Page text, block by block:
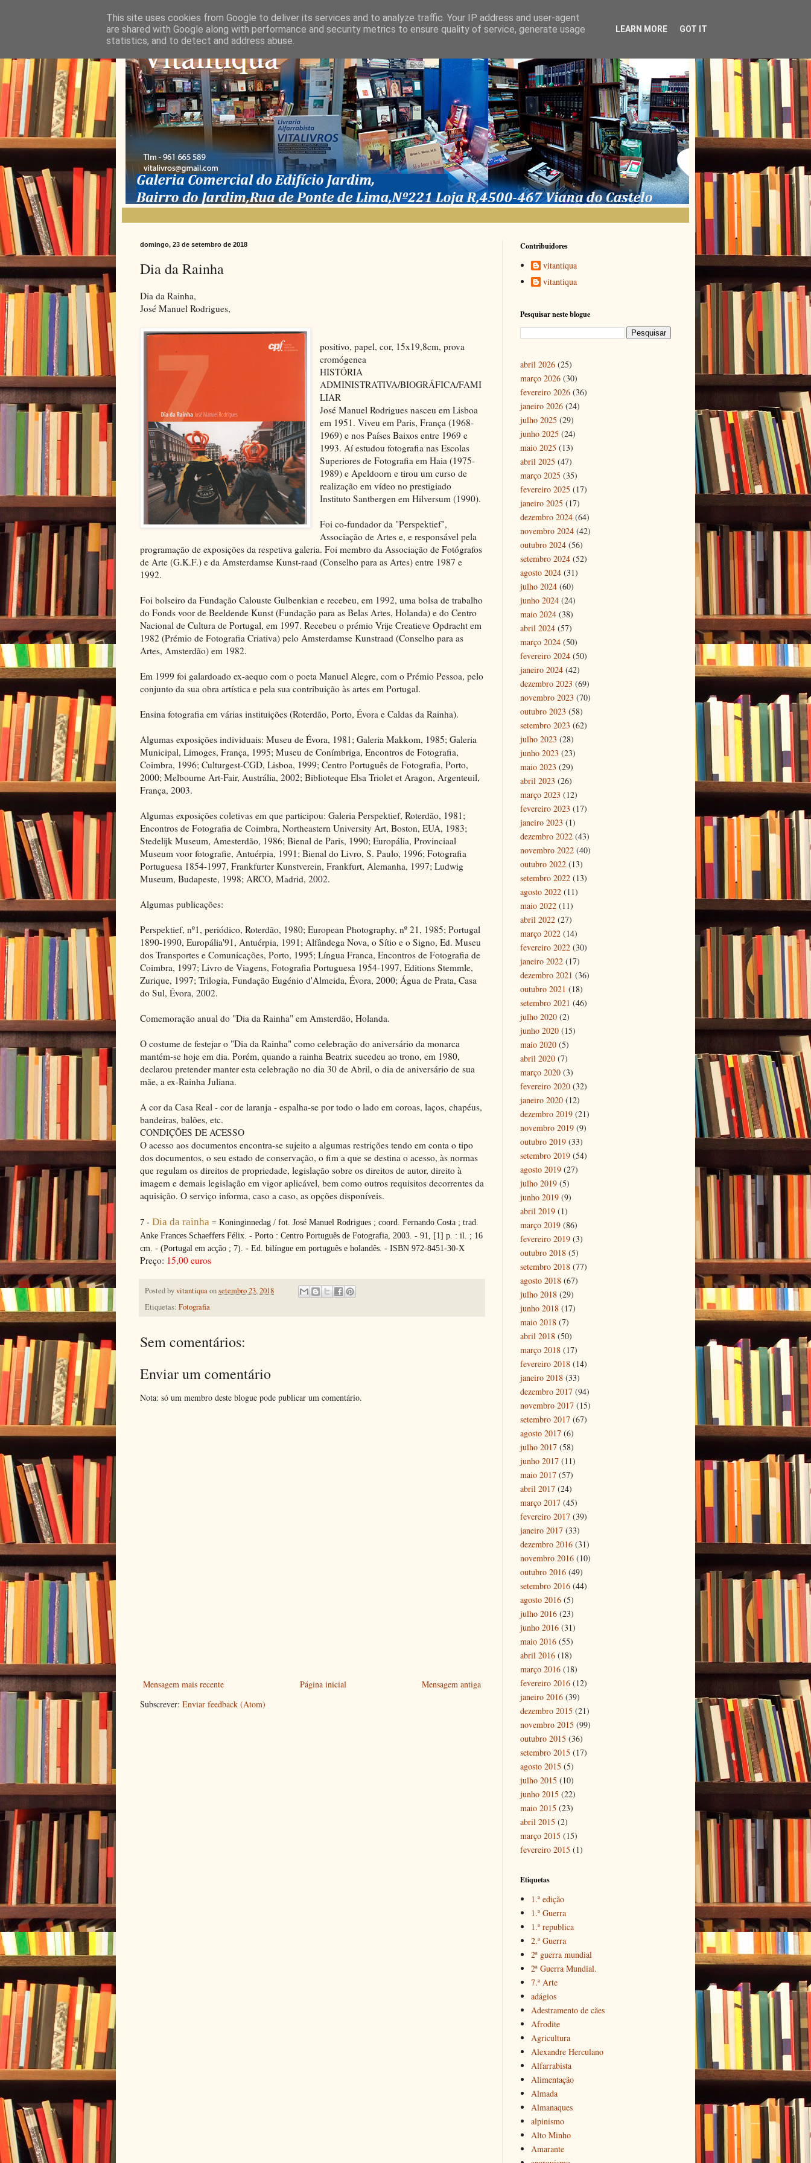
domingo, 23 de setembro de 2018
Dia da Rainha
Dia da Rainha,
José Manuel Rodrigues,
positivo, papel, cor, 15x19,8cm, prova
cromógenea
HISTÓRIA
ADMINISTRATIVA/BIOGRÁFICA/FAMI
LIAR
José Manuel Rodrigues nasceu em Lisboa
em 1951. Viveu em Paris, França (1968-
1969) e nos Países Baixos entre 1969 e
1993. Aí estudou fotografia nas Escolas
Superiores de Fotografia em Haia (1975-
1989) e Apeldoorn e tirou um curso de
realização em vídeo no prestigiado
Instituto Santbergen em Hilversum (1990).
Foi co-fundador da "Perspektief",
Associação de Artes e, e responsável pela
programação de exposições da respetiva galeria. Foi membro da Associação de Fotógrafos
de Arte (G.K.F.) e da Amsterdamse Kunst-raad (Conselho para as Artes) entre 1987 e
1992.
Foi bolseiro da Fundação Calouste Gulbenkian e recebeu, em 1992, uma bolsa de trabalho
do Fonds voor de Beeldende Kunst (Fundação para as Belas Artes, Holanda) e do Centro
Nacional de Cultura de Portugal, em 1997. Recebeu o prémio Vrije Creatieve Opdracht em
1982 (Prémio de Fotografia Criativa) pelo Amsterdamse Kunstraad (Conselho para as
Artes, Amsterdão) em 1982.
Em 1999 foi galardoado ex-aequo com o poeta Manuel Alegre, com o Prémio Pessoa, pelo
conjunto da sua obra artística e pela sua contribuição às artes em Portugal.
Ensina fotografia em várias instituições (Roterdão, Porto, Évora e Caldas da Rainha).
Algumas exposições individuais: Museu de Évora, 1981; Galeria Makkom, 1985; Galeria
Municipal, Limoges, França, 1995; Museu de Conímbriga, Encontros de Fotografia,
Coimbra, 1996; Culturgest-CGD, Lisboa, 1999; Centro Português de Fotografia, Porto,
2000; Melbourne Art-Fair, Austrália, 2002; Biblioteque Elsa Triolet et Aragon, Argenteuil,
França, 2003.
Algumas exposições coletivas em que participou: Galeria Perspektief, Roterdão, 1981;
Encontros de Fotografia de Coimbra, Northeastern University Art, Boston, EUA, 1983;
Stedelijk Museum, Amesterdão, 1986; Bienal de Paris, 1990; Europália, Provinciaal
Museum voor fotografie, Antuérpia, 1991; Bienal do Livro, S. Paulo, 1996; Fotografia
Portuguesa 1854-1997, Frankfurter Kunstverein, Frankfurt, Alemanha, 1997; Ludwig
Museum, Budapeste, 1998; ARCO, Madrid, 2002.
Algumas publicações:
Perspektief, nº1, periódico, Roterdão, 1980; European Photography, nº 21, 1985; Portugal
1890-1990, Europália'91, Antuérpia, 1991; Alfândega Nova, o Sítio e o Signo, Ed. Museu
dos Transportes e Comunicações, Porto, 1995; Língua Franca, Encontros de Fotografia de
Coimbra, 1997; Livro de Viagens, Fotografia Portuguesa 1954-1997, Editions Stemmle,
Zurique, 1997; Trilogia, Fundação Eugénio d'Almeida, Évora, 2000; Água de Prata, Casa
do Sul, Évora, 2002.
Comemoração anual do "Dia da Rainha" em Amsterdão, Holanda.
O costume de festejar o "Dia da Rainha" como celebração do aniversário da monarca
mantém-se hoje em dia. Porém, quando a rainha Beatrix sucedeu ao trono, em 1980,
declarou pretender manter esta celebração no dia 30 de Abril, o dia de aniversário de sua
mãe, a ex-Rainha Juliana.
A cor da Casa Real - cor de laranja - espalha-se por todo o lado em coroas, laços, chapéus,
bandeiras, balões, etc.
CONDIÇÕES DE ACESSO
O acesso aos documentos encontra-se sujeito a algumas restrições tendo em conta o tipo
dos documentos, o seu estado de conservação, o fim a que se destina o acesso, às normas
que regulam os direitos de propriedade, legislação sobre os direitos de autor, direito à
imagem e demais legislação em vigor aplicável, bem como outros requisitos decorrentes da
aquisição. O serviço informa, caso a caso, as opções disponíveis.
7 - Dia da rainha = Koninginnedag / fot. José Manuel Rodrigues ; coord. Fernando Costa ; trad.
Anke Frances Schaeffers Félix. - Porto : Centro Português de Fotografia, 2003. - 91, [1] p. : il. ; 16
cm. - (Portugal em acção ; 7). - Ed. bilíngue em português e holandês. - ISBN 972-8451-30-X
Preço: 15,00 euros
Posted byvitantiquaonsetembro 23, 2018
Etiquetas: Fotografia
Sem comentários:
Enviar um comentário
Nota: só um membro deste blogue pode publicar um comentário.
Mensagem mais recente Mensagem antiga
Página inicial
Subscrever: Enviar feedback (Atom)
Contribuidores
vitantiqua
vitantiqua
Pesquisar neste blogue
abril 2026 (25)
março 2026 (30)
fevereiro 2026 (36)
janeiro 2026 (24)
julho 2025 (29)
junho 2025 (24)
maio 2025 (13)
abril 2025 (47)
março 2025 (35)
fevereiro 2025 (17)
janeiro 2025 (17)
dezembro 2024 (64)
novembro 2024 (42)
outubro 2024 (56)
setembro 2024 (52)
agosto 2024 (31)
julho 2024 (60)
junho 2024 (24)
maio 2024 (38)
abril 2024 (57)
março 2024 (50)
fevereiro 2024 (50)
janeiro 2024 (42)
dezembro 2023 (69)
novembro 2023 (70)
outubro 2023 (58)
setembro 2023 (62)
julho 2023 (28)
junho 2023 (23)
maio 2023 (29)
abril 2023 (26)
março 2023 (12)
fevereiro 2023 (17)
janeiro 2023 (1)
dezembro 2022 (43)
novembro 2022 (40)
outubro 2022 (13)
setembro 2022 (13)
agosto 2022 (11)
maio 2022 (11)
abril 2022 (27)
março 2022 (14)
fevereiro 2022 (30)
janeiro 2022 (17)
dezembro 2021 (36)
outubro 2021 (18)
setembro 2021 (46)
julho 2020 (2)
junho 2020 (15)
maio 2020 (5)
abril 2020 (7)
março 2020 (3)
fevereiro 2020 (32)
janeiro 2020 (12)
dezembro 2019 (21)
novembro 2019 (9)
outubro 2019 (33)
setembro 2019 (54)
agosto 2019 (27)
julho 2019 (5)
junho 2019 (9)
abril 2019 (1)
março 2019 (86)
fevereiro 2019 (3)
outubro 2018 (5)
setembro 2018 (77)
agosto 2018 (67)
julho 2018 (29)
junho 2018 (17)
maio 2018 (7)
abril 2018 (50)
março 2018 (17)
fevereiro 2018 (14)
janeiro 2018 (33)
dezembro 2017 (94)
novembro 2017 (15)
setembro 2017 (67)
agosto 2017 (6)
julho 2017 (58)
junho 2017 (11)
maio 2017 (57)
abril 2017 (24)
março 2017 (45)
fevereiro 2017 (39)
janeiro 2017 (33)
dezembro 2016 (31)
novembro 2016 (10)
outubro 2016 (49)
setembro 2016 (44)
agosto 2016 (5)
julho 2016 (23)
junho 2016 (31)
maio 2016 (55)
abril 2016 (18)
março 2016 (18)
fevereiro 2016 (12)
janeiro 2016 (39)
dezembro 2015 (21)
novembro 2015 (99)
outubro 2015 (36)
setembro 2015 (17)
agosto 2015 (5)
julho 2015 (10)
junho 2015 (22)
maio 2015 (23)
abril 2015 (2)
março 2015 (15)
fevereiro 2015 (1)
Etiquetas
1.ª edição
1.ª Guerra
1.ª republica
2.ª Guerra
2ª guerra mundial
2ª Guerra Mundial.
7.ª Arte
adágios
Adestramento de cães
Afrodite
Agricultura
Alexandre Herculano
Alfarrabista
Alimentação
Almada
Almanaques
alpinismo
Alto Minho
Amarante
This site uses cookies from Google to deliver its services and to analyze traffic. Your IP address and user-agent
are shared with Google along with performance and security metrics to ensure quality of service, generate usage
statistics, and to detect and address abuse.
LEARN MORE GOT IT